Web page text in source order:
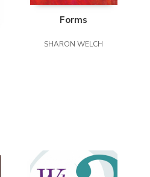
Forms
SHARON WELCH